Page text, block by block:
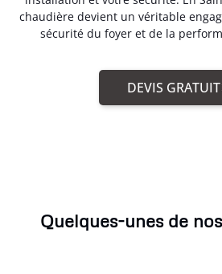
chaudière devient un véritable
sécurité du foyer et de la
DEVIS GRATUIT
Quelques-unes de